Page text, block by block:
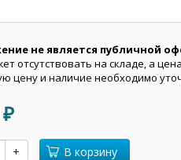
не является публичной
отсутствовать на складе, а
цену и наличие необходимо
₽
+ В корзину